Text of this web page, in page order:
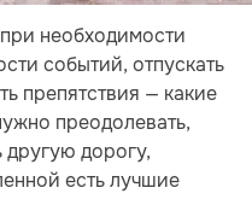
необходимости
событий, отпускать
препятствия — какие
преодолевать,
другую дорогу,
есть лучшие